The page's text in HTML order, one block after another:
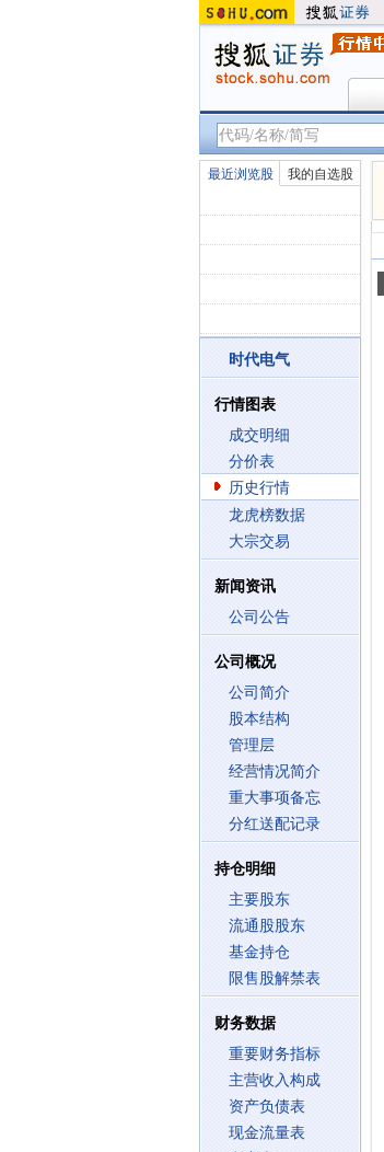
最近浏览股 我的自选股
时代电气
行情图表
成交明细
分价表
历史行情
龙虎榜数据
大宗交易
新闻资讯
公司公告
公司概况
公司简介
股本结构
管理层
经营情况简介
重大事项备忘
分红送配记录
持仓明细
主要股东
流通股股东
基金持仓
限售股解禁表
财务数据
重要财务指标
主营收入构成
资产负债表
现金流量表